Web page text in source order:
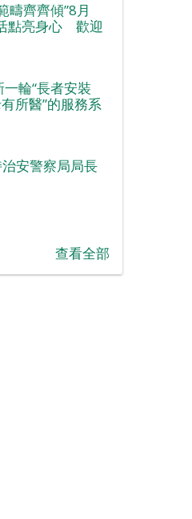
疇齊齊傾”8月
點亮身心 歡迎
輪“長者安裝
所醫”的服務系
安警察局局長
查看全部